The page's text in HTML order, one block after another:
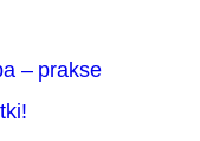
– prakse